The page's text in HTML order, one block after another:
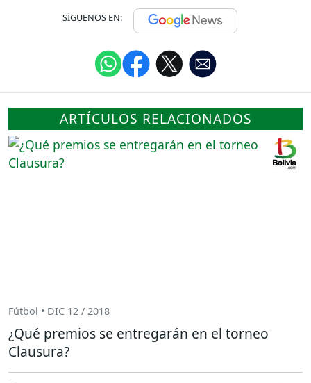
SÍGUENOS EN:
ARTÍCULOS RELACIONADOS
Fútbol • DIC 12 / 2018
¿Qué premios se entregarán en el torneo
Clausura?